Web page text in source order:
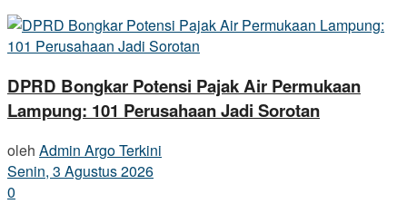
DPRD Bongkar Potensi Pajak Air Permukaan
Lampung: 101 Perusahaan Jadi Sorotan
oleh Admin Argo Terkini
Senin, 3 Agustus 2026
0